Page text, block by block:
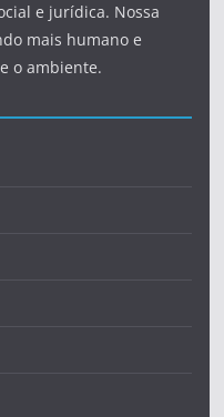
e jurídica. Nossa
mais humano e
o ambiente.